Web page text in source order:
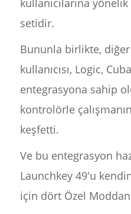
kullanıcılarına
setidir.
Bununla birlikte,
kullanıcısı, Logic,
entegrasyona sahip
kontrolörle
keşfetti.
Ve bu entegrasyon
Launchkey 49'u
için dört Özel